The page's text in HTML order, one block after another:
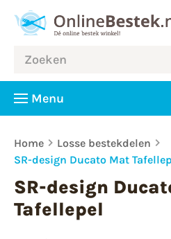
Menu
Home
Losse bestekdelen
SR-design Ducato Mat
SR-design
Tafellepel